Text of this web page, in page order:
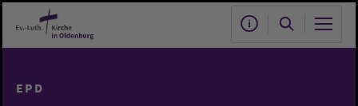
Zum Hauptinhalt springen
EPD